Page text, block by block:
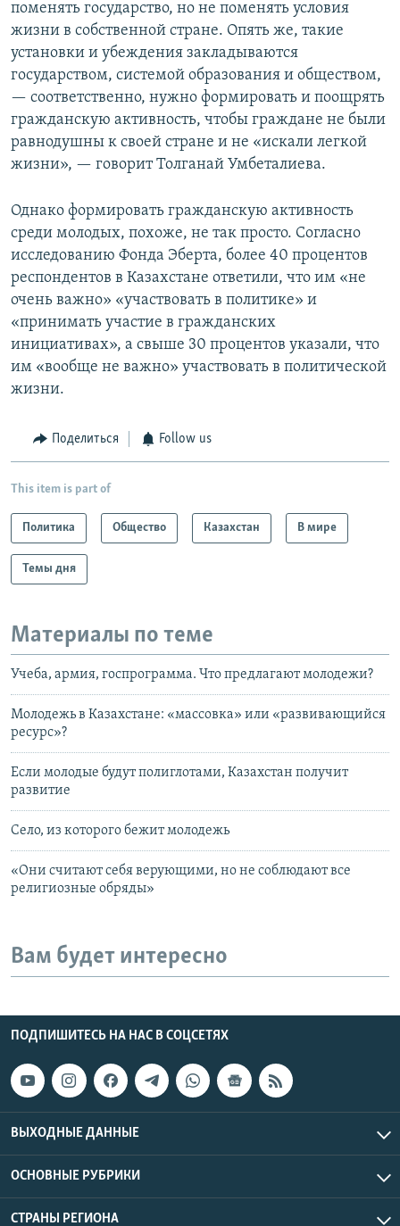
поменять государство, но не поменять условия
жизни в собственной стране. Опять же, такие
установки и убеждения закладываются
государством, системой образования и обществом,
— соответственно, нужно формировать и поощрять
гражданскую активность, чтобы граждане не были
равнодушны к своей стране и не «искали легкой
жизни», — говорит Толганай Умбеталиева.
Однако формировать гражданскую активность
среди молодых, похоже, не так просто. Согласно
исследованию Фонда Эберта, более 40 процентов
респондентов в Казахстане ответили, что им «не
очень важно» «участвовать в политике» и
«принимать участие в гражданских
инициативах», а свыше 30 процентов указали, что
им «вообще не важно» участвовать в политической
жизни.
Поделиться Follow us
This item is part of
Политика Общество Казахстан В мире
Темы дня
Материалы по теме
Учеба, армия, госпрограмма. Что предлагают молодежи?
Молодежь в Казахстане: «массовка» или «развивающийся
ресурс»?
Если молодые будут полиглотами, Казахстан получит
развитие
Село, из которого бежит молодежь
«Они считают себя верующими, но не соблюдают все
религиозные обряды»
Вам будет интересно
ПОДПИШИТЕСЬ НА НАС В СОЦСЕТЯХ
ВЫХОДНЫЕ ДАННЫЕ
ОСНОВНЫЕ РУБРИКИ
СТРАНЫ РЕГИОНА